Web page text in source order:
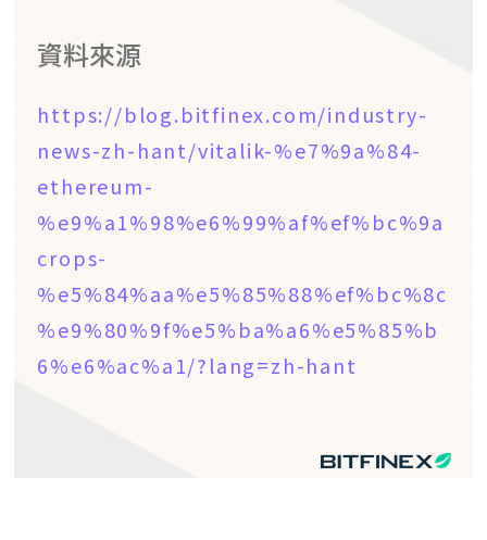
資料來源
https://blog.bitfinex.com/industry-
news-zh-hant/vitalik-%e7%9a%84-
ethereum-
%e9%a1%98%e6%99%af%ef%bc%9a
crops-
%e5%84%aa%e5%85%88%ef%bc%8c
%e9%80%9f%e5%ba%a6%e5%85%b
6%e6%ac%a1/?lang=zh-hant